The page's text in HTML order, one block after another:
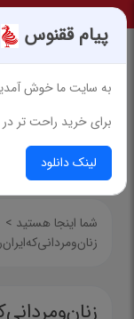
شما اینجا هستید >
پیام ققنوس
به سایت ما خوش
برای خرید راحت تر
لینک دانلود